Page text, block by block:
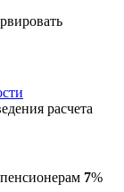
расчета
7%